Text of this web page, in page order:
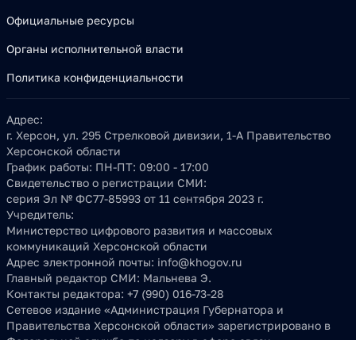
Официальные ресурсы
Органы исполнительной власти
Политика конфиденциальности
Адрес:
г. Херсон, ул. 295 Стрелковой дивизии, 1-А Правительство
Херсонской области
График работы: ПН-ПТ: 09:00 - 17:00
Свидетельство о регистрации СМИ:
серия Эл № ФС77-85993 от 11 сентября 2023 г.
Учредитель:
Министерство цифрового развития и массовых
коммуникаций Херсонской области
Адрес электронной почты: info@khogov.ru
Главный редактор СМИ: Мальнева Э.
Контакты редактора: +7 (990) 016-73-28
Сетевое издание «Администрация Губернатора и
Правительства Херсонской области» зарегистрировано в